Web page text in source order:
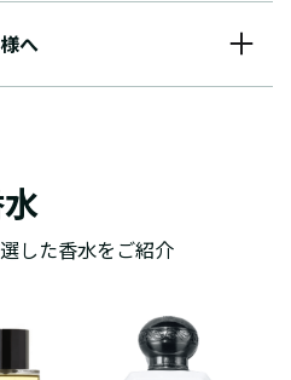
へ
した香水をご紹介